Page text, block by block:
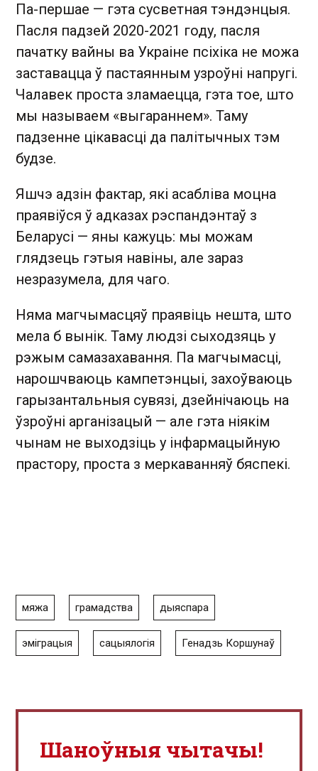
Па-першае — гэта сусветная тэндэнцыя.
Пасля падзей 2020-2021 году, пасля
пачатку вайны ва Украіне псіхіка не можа
заставацца ў пастаянным узроўні напругі.
Чалавек проста зламаецца, гэта тое, што
мы называем «выгараннем». Таму
падзенне цікавасці да палітычных тэм
будзе.
Яшчэ адзін фактар, які асабліва моцна
праявіўся ў адказах рэспандэнтаў з
Беларусі — яны кажуць: мы можам
глядзець гэтыя навіны, але зараз
незразумела, для чаго.
Няма магчымасцяў праявіць нешта, што
мела б вынік. Таму людзі сыходзяць у
рэжым самазахавання. Па магчымасці,
нарошчваюць кампетэнцыі, захоўваюць
гарызантальныя сувязі, дзейнічаюць на
ўзроўні арганізацый — але гэта ніякім
чынам не выходзіць у інфармацыйную
прастору, проста з меркаванняў бяспекі.
мяжа грамадства дыяспара
эміграцыя сацыялогія Генадзь Коршунаў
Шаноўныя чытачы!